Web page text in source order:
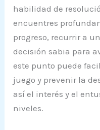
habilidad de
encuentres
progreso, recurrir a
decisión sabia para
este punto puede
juego y prevenir la
así el interés y el
niveles.